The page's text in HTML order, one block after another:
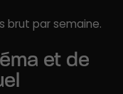
brut par semaine.
et de